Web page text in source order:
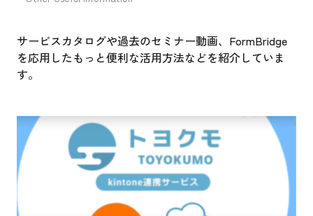
サービスカタログや過去のセミナー動画、FormBridge
を応用したもっと便利な活用方法などを紹介していま
す。